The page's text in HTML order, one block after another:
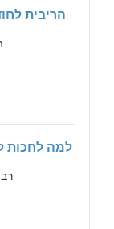
למה לחכות